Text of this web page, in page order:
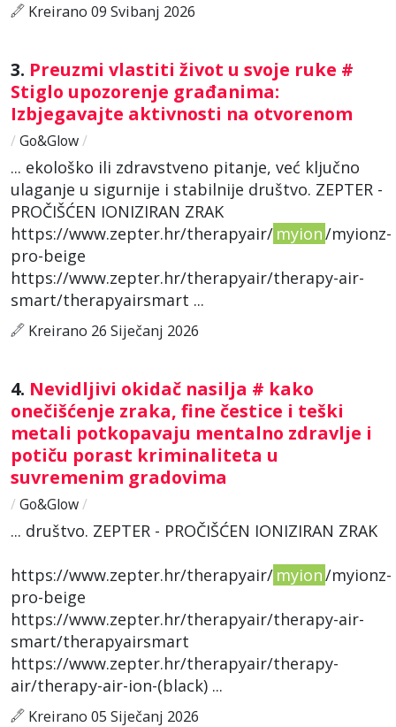
Kreirano 09 Svibanj 2026
3. Preuzmi vlastiti život u svoje ruke #
Stiglo upozorenje građanima:
Izbjegavajte aktivnosti na otvorenom
/ Go&Glow/
... ekološko ili zdravstveno pitanje, već ključno
ulaganje u sigurnije i stabilnije društvo. ZEPTER -
PROČIŠĆEN IONIZIRAN ZRAK
https://www.zepter.hr/therapyair/ myion/myionz-
pro-beige
https://www.zepter.hr/therapyair/therapy-air-
smart/therapyairsmart ...
Kreirano 26 Siječanj 2026
4. Nevidljivi okidač nasilja # kako
onečišćenje zraka, fine čestice i teški
metali potkopavaju mentalno zdravlje i
potiču porast kriminaliteta u
suvremenim gradovima
/ Go&Glow/
... društvo. ZEPTER - PROČIŠĆEN IONIZIRAN ZRAK
https://www.zepter.hr/therapyair/ myion/myionz-
pro-beige
https://www.zepter.hr/therapyair/therapy-air-
smart/therapyairsmart
https://www.zepter.hr/therapyair/therapy-
air/therapy-air-ion-(black) ...
Kreirano 05 Siječanj 2026